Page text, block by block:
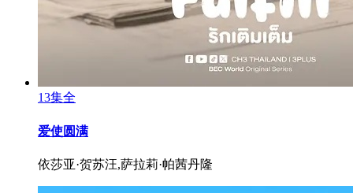
13集全
爱使圆满
依莎亚·贺苏汪,萨拉莉·帕茜丹隆